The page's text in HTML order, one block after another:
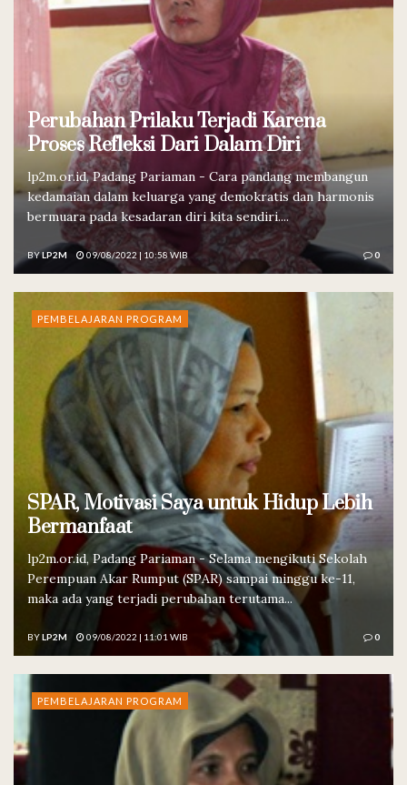
Perubahan Prilaku Terjadi Karena
Proses Refleksi Dari Dalam Diri
lp2m.or.id, Padang Pariaman - Cara pandang membangun
kedamaian dalam keluarga yang demokratis dan harmonis
bermuara pada kesadaran diri kita sendiri....
BYLP2M 09/08/2022 | 10:58 WIB 0
PEMBELAJARAN PROGRAM
SPAR, Motivasi Saya untuk Hidup Lebih
Bermanfaat
lp2m.or.id, Padang Pariaman - Selama mengikuti Sekolah
Perempuan Akar Rumput (SPAR) sampai minggu ke-11,
maka ada yang terjadi perubahan terutama...
BYLP2M 09/08/2022 | 11:01 WIB 0
PEMBELAJARAN PROGRAM